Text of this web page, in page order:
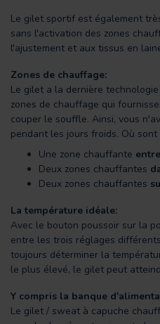
Le gilet sportif est également
sans l'activation des zones
l'ajustement et aux tissus en
Zones de chauffage:
Le gilet a la dernière
zones de chauffage qui
couper le souffle. Ainsi, vous
pendant les jours froids. Où
Une zone chauffante
Deux zones chauffantes
Deux zones chauffantes
La température idéale:
Avec le bouton poussoir sur la
entre les trois réglages
toujours déterminer la
le plus élevé, le gilet peut
Y compris la banque
Le gilet / sweat à capuche